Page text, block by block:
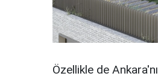
Özellikle de